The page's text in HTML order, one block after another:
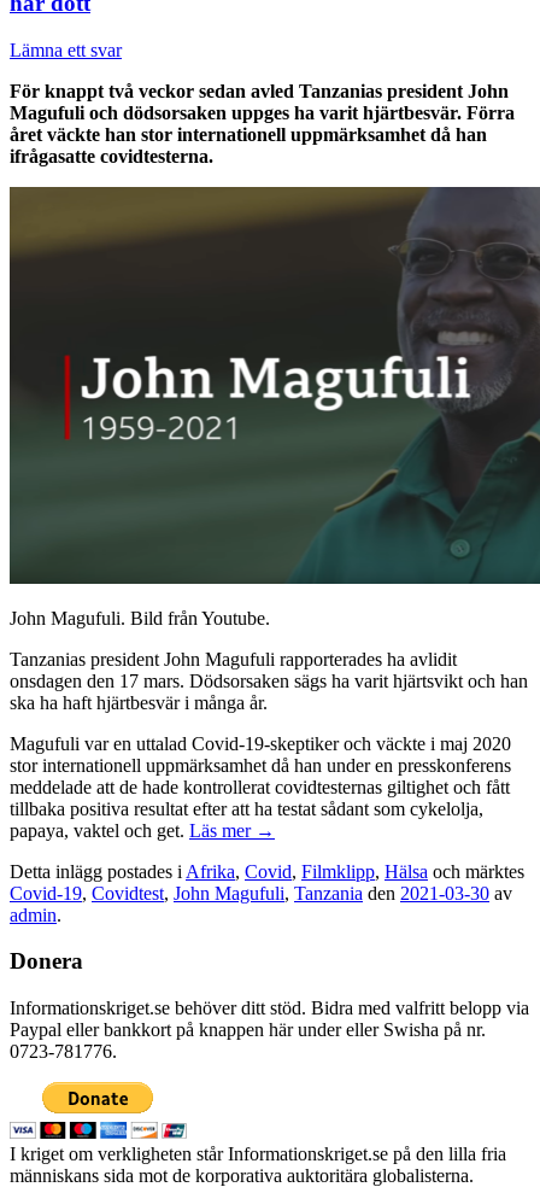
Lämna ett svar
För knappt två veckor sedan avled Tanzanias president John
Magufuli och dödsorsaken uppges ha varit hjärtbesvär. Förra
året väckte han stor internationell uppmärksamhet då han
ifrågasatte covidtesterna.
John Magufuli. Bild från Youtube.
Tanzanias president John Magufuli rapporterades ha avlidit
onsdagen den 17 mars. Dödsorsaken sägs ha varit hjärtsvikt och han
ska ha haft hjärtbesvär i många år.
Magufuli var en uttalad Covid-19-skeptiker och väckte i maj 2020
stor internationell uppmärksamhet då han under en presskonferens
meddelade att de hade kontrollerat covidtesternas giltighet och fått
tillbaka positiva resultat efter att ha testat sådant som cykelolja,
papaya, vaktel och get. Läs mer →
Detta inlägg postades i Afrika, Covid, Filmklipp, Hälsa och märktes
Covid-19, Covidtest, John Magufuli, Tanzania den 2021-03-30 av
admin.
Donera
Informationskriget.se behöver ditt stöd. Bidra med valfritt belopp via
Paypal eller bankkort på knappen här under eller Swisha på nr.
0723-781776.
I kriget om verkligheten står Informationskriget.se på den lilla fria
människans sida mot de korporativa auktoritära globalisterna.